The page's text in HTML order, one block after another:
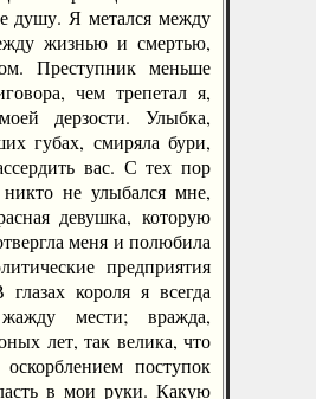
душу. Я метался между
жизнью и смертью,
Преступник меньше
чем трепетал я,
дерзости. Улыбка,
губах, смиряла бури,
вас. С тех пор
не улыбался мне,
девушка, которую
меня и полюбила
предприятия
короля я всегда
мести; вражда,
лет, так велика, что
поступок
в мои руки. Какую